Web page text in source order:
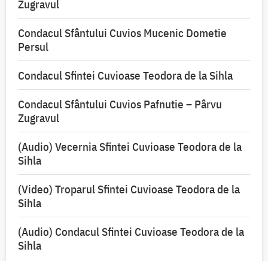
Zugravul
Condacul Sfântului Cuvios Mucenic Dometie
Persul
Condacul Sfintei Cuvioase Teodora de la Sihla
Condacul Sfântului Cuvios Pafnutie – Pârvu
Zugravul
(Audio) Vecernia Sfintei Cuvioase Teodora de la
Sihla
(Video) Troparul Sfintei Cuvioase Teodora de la
Sihla
(Audio) Condacul Sfintei Cuvioase Teodora de la
Sihla